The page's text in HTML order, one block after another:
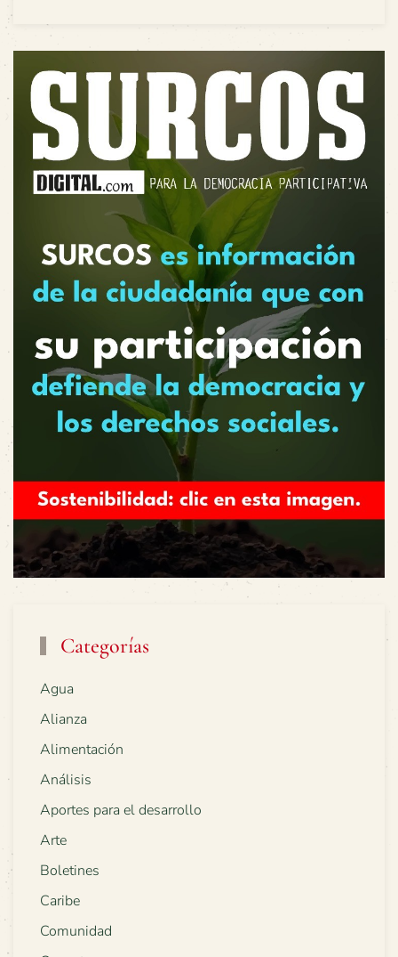
Categorías
Agua
Alianza
Alimentación
Análisis
Aportes para el desarrollo
Arte
Boletines
Caribe
Comunidad